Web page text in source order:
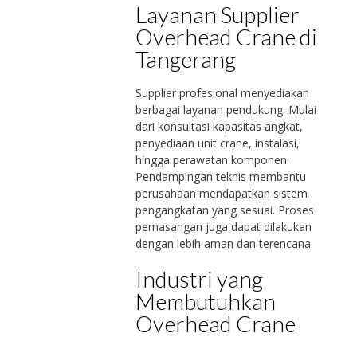
Layanan Supplier
Overhead Crane di
Tangerang
Supplier profesional menyediakan
berbagai layanan pendukung. Mulai
dari konsultasi kapasitas angkat,
penyediaan unit crane, instalasi,
hingga perawatan komponen.
Pendampingan teknis membantu
perusahaan mendapatkan sistem
pengangkatan yang sesuai. Proses
pemasangan juga dapat dilakukan
dengan lebih aman dan terencana.
Industri yang
Membutuhkan
Overhead Crane